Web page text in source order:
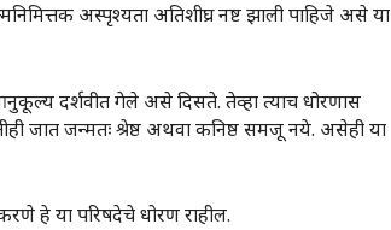
अस्पृश्यता अतिशीघ्र नष्ट झाली पाहिजे असे या
दर्शवीत गेले असे दिसते. तेव्हा त्याच धोरणास
जात जन्मतः श्रेष्ठ अथवा कनिष्ठ समजू नये. असेही या
करणे हे या परिषदेचे धोरण राहील.